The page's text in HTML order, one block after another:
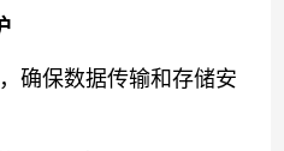
保数据传输和存储安